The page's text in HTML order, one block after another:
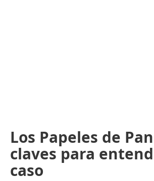
Los Papeles de
claves para
caso